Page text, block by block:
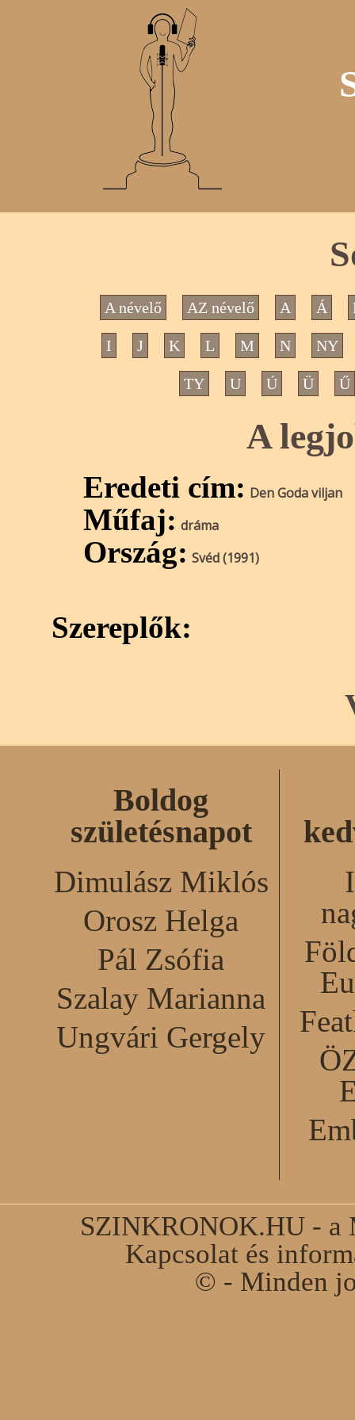
A névelő AZ névelő A Á
I J K L M N NY
TY U Ú Ü Ű
A
Eredeti cím: Den Goda viljan
Műfaj: dráma
Ország: Svéd (1991)
Szereplők:
Boldog
születésnapot
Dimulász Miklós
Orosz Helga
Pál Zsófia
Szalay Marianna
Ungvári Gergely
SZINKRONOK.HU - a
Kapcsolat és
© - Minden